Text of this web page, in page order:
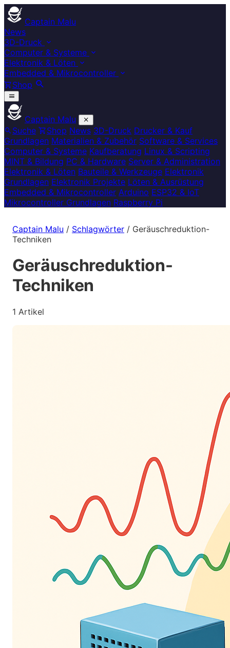
Captain Malu
News
3D-Druck
Computer & Systeme
Elektronik & Löten
Embedded & Mikrocontroller
Shop
Captain Malu
Suche
Shop News 3D-Druck Drucker & Kauf
Grundlagen Materialien & Zubehör Software & Services
Computer & Systeme Kaufberatung Linux & Scripting
MINT & Bildung PC & Hardware Server & Administration
Elektronik & Löten Bauteile & Werkzeuge Elektronik
Grundlagen Elektronik Projekte Löten & Ausrüstung
Embedded & Mikrocontroller Arduino ESP32 & IoT
Mikrocontroller Grundlagen Raspberry Pi
Captain Malu / Schlagwörter / Geräuschreduktion-
Techniken
Geräuschreduktion-
Techniken
1 Artikel